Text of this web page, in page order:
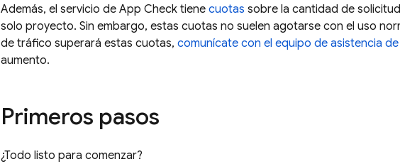
Además, el servicio de App Check tiene cuotas sobre la cantidad de
solo proyecto. Sin embargo, estas cuotas no suelen agotarse con el uso
de tráfico superará estas cuotas, comunícate con el equipo de asistencia
aumento.
Primeros pasos
¿Todo listo para comenzar?